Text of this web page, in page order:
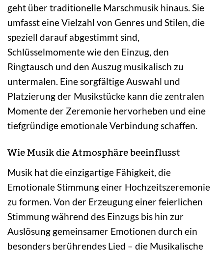
geht über traditionelle Marschmusik hinaus. Sie
umfasst eine Vielzahl von Genres und Stilen, die
speziell darauf abgestimmt sind,
Schlüsselmomente wie den Einzug, den
Ringtausch und den Auszug musikalisch zu
untermalen. Eine sorgfältige Auswahl und
Platzierung der Musikstücke kann die zentralen
Momente der Zeremonie hervorheben und eine
tiefgründige emotionale Verbindung schaffen.
Wie Musik die Atmosphäre beeinflusst
Musik hat die einzigartige Fähigkeit, die
Emotionale Stimmung einer Hochzeitszeremonie
zu formen. Von der Erzeugung einer feierlichen
Stimmung während des Einzugs bis hin zur
Auslösung gemeinsamer Emotionen durch ein
besonders berührendes Lied – die Musikalische